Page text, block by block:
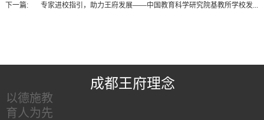
下一篇: 专家进校指引，助力王府发展——中国教育科学研究院基教所学校发...
成都王府理念
以德施教
育人为先